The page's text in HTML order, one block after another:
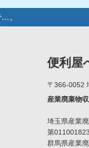
。
便利屋
〒366-0052
産業廃棄物
埼玉県産業
第
群馬県産業